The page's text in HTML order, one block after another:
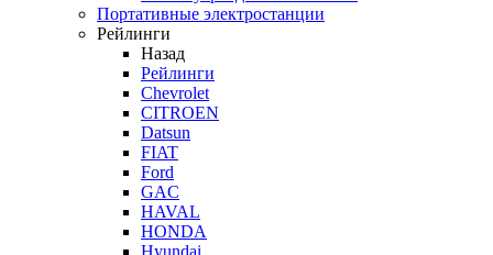
Портативные электростанции
Рейлинги
Назад
Рейлинги
Chevrolet
CITROEN
Datsun
FIAT
Ford
GAC
HAVAL
HONDA
Hyundai